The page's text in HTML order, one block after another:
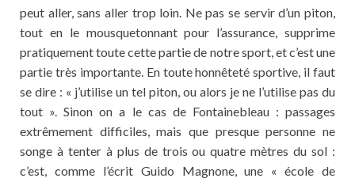
peut aller, sans aller trop loin. Ne pas se servir d’un piton,
tout en le mousquetonnant pour l’assurance, supprime
pratiquement toute cette partie de notre sport, et c’est une
partie très importante. En toute honnêteté sportive, il faut
se dire : « j’utilise un tel piton, ou alors je ne l’utilise pas du
tout ». Sinon on a le cas de Fontainebleau : passages
extrêmement difficiles, mais que presque personne ne
songe à tenter à plus de trois ou quatre mètres du sol :
c’est, comme l’écrit Guido Magnone, une « école de